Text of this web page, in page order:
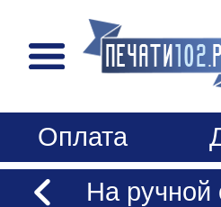
Оплата
На ручной